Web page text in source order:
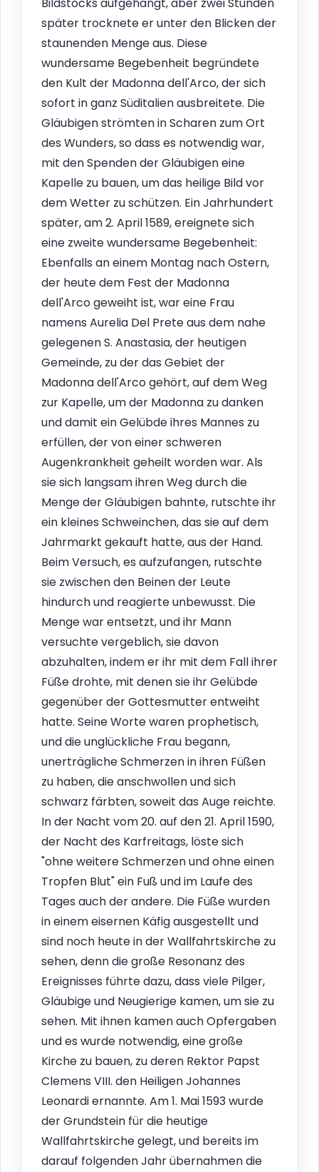
Bildstocks aufgehängt, aber zwei Stunden
später trocknete er unter den Blicken der
staunenden Menge aus. Diese
wundersame Begebenheit begründete
den Kult der Madonna dell'Arco, der sich
sofort in ganz Süditalien ausbreitete. Die
Gläubigen strömten in Scharen zum Ort
des Wunders, so dass es notwendig war,
mit den Spenden der Gläubigen eine
Kapelle zu bauen, um das heilige Bild vor
dem Wetter zu schützen. Ein Jahrhundert
später, am 2. April 1589, ereignete sich
eine zweite wundersame Begebenheit:
Ebenfalls an einem Montag nach Ostern,
der heute dem Fest der Madonna
dell'Arco geweiht ist, war eine Frau
namens Aurelia Del Prete aus dem nahe
gelegenen S. Anastasia, der heutigen
Gemeinde, zu der das Gebiet der
Madonna dell'Arco gehört, auf dem Weg
zur Kapelle, um der Madonna zu danken
und damit ein Gelübde ihres Mannes zu
erfüllen, der von einer schweren
Augenkrankheit geheilt worden war. Als
sie sich langsam ihren Weg durch die
Menge der Gläubigen bahnte, rutschte ihr
ein kleines Schweinchen, das sie auf dem
Jahrmarkt gekauft hatte, aus der Hand.
Beim Versuch, es aufzufangen, rutschte
sie zwischen den Beinen der Leute
hindurch und reagierte unbewusst. Die
Menge war entsetzt, und ihr Mann
versuchte vergeblich, sie davon
abzuhalten, indem er ihr mit dem Fall ihrer
Füße drohte, mit denen sie ihr Gelübde
gegenüber der Gottesmutter entweiht
hatte. Seine Worte waren prophetisch,
und die unglückliche Frau begann,
unerträgliche Schmerzen in ihren Füßen
zu haben, die anschwollen und sich
schwarz färbten, soweit das Auge reichte.
In der Nacht vom 20. auf den 21. April 1590,
der Nacht des Karfreitags, löste sich
"ohne weitere Schmerzen und ohne einen
Tropfen Blut" ein Fuß und im Laufe des
Tages auch der andere. Die Füße wurden
in einem eisernen Käfig ausgestellt und
sind noch heute in der Wallfahrtskirche zu
sehen, denn die große Resonanz des
Ereignisses führte dazu, dass viele Pilger,
Gläubige und Neugierige kamen, um sie zu
sehen. Mit ihnen kamen auch Opfergaben
und es wurde notwendig, eine große
Kirche zu bauen, zu deren Rektor Papst
Clemens VIII. den Heiligen Johannes
Leonardi ernannte. Am 1. Mai 1593 wurde
der Grundstein für die heutige
Wallfahrtskirche gelegt, und bereits im
darauf folgenden Jahr übernahmen die